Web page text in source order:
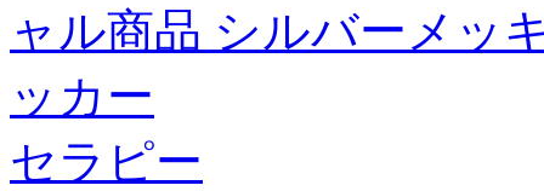
ャル商品 シルバーメッ
ッカー
セラピー